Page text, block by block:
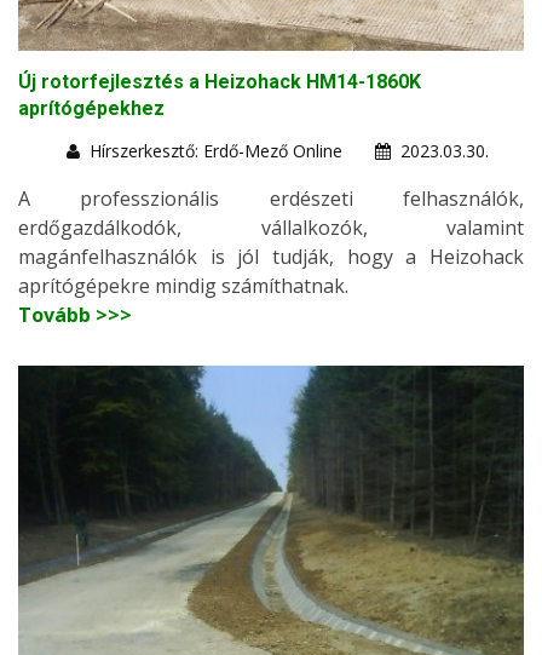
Új rotorfejlesztés a Heizohack HM14-1860K
aprítógépekhez
Hírszerkesztő: Erdő-Mező Online
2023.03.30.
A professzionális erdészeti felhasználók,
erdőgazdálkodók, vállalkozók, valamint
magánfelhasználók is jól tudják, hogy a Heizohack
aprítógépekre mindig számíthatnak.
Tovább >>>